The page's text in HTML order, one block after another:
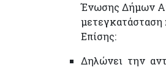
Ένωσης Δήμων
μετεγκατάσταση
Επίσης:
Δηλώνει την